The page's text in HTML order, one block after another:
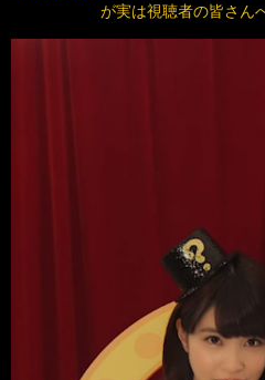
が実は視聴者の皆さん